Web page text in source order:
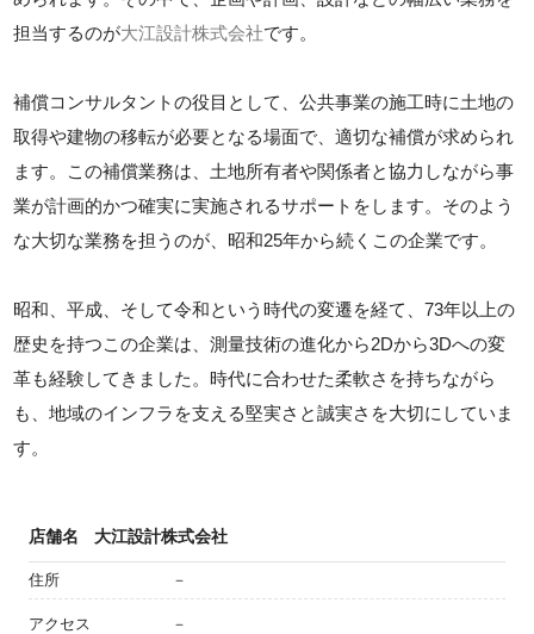
担当するのが大江設計株式会社です。
補償コンサルタントの役目として、公共事業の施工時に土地の
取得や建物の移転が必要となる場面で、適切な補償が求められ
ます。この補償業務は、土地所有者や関係者と協力しながら事
業が計画的かつ確実に実施されるサポートをします。そのよう
な大切な業務を担うのが、昭和25年から続くこの企業です。
昭和、平成、そして令和という時代の変遷を経て、73年以上の
歴史を持つこの企業は、測量技術の進化から2Dから3Dへの変
革も経験してきました。時代に合わせた柔軟さを持ちながら
も、地域のインフラを支える堅実さと誠実さを大切にしていま
す。
店舗名 大江設計株式会社
住所 －
アクセス －